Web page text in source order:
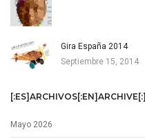
Gira España 2014
Septiembre 15, 2014
[:ES]ARCHIVOS[:EN]ARCHIVE[:]
Mayo 2026